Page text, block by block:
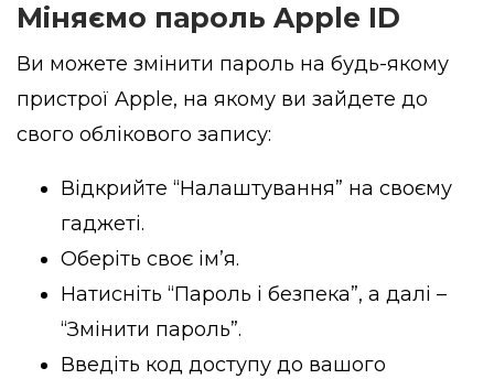
Міняємо пароль Apple ID
Ви можете змінити пароль на будь-якому
пристрої Apple, на якому ви зайдете до
свого облікового запису:
Відкрийте “Налаштування” на своєму
гаджеті.
Оберіть своє ім’я.
Натисніть “Пароль і безпека”, а далі –
“Змінити пароль”.
Введіть код доступу до вашого